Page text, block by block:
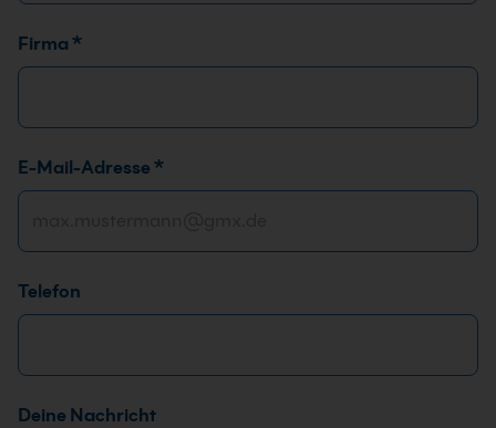
Firma *
N
a
e
e
l
f
o
E-Mail-Adresse *
Telefon
Deine Nachricht